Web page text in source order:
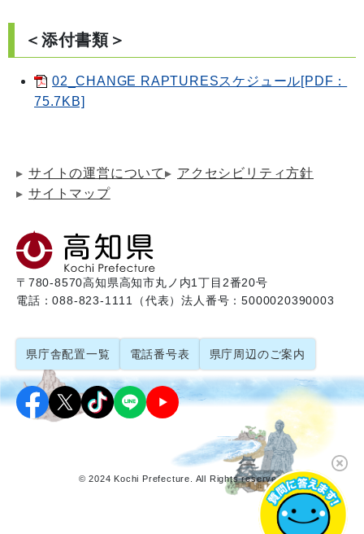
＜添付書類＞
02_CHANGE RAPTURESスケジュール[PDF：
75.7KB]
サイトの運営について
アクセシビリティ方針
サイトマップ
〒780-8570高知県高知市丸ノ内1丁目2番20号
電話：088-823-1111（代表）法人番号：5000020390003
県庁舎配置一覧 電話番号表 県庁周辺のご案内
© 2024 Kochi Prefecture. All Rights reserved.